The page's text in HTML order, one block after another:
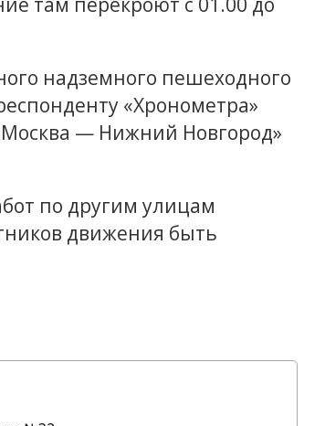
надземного пешеходного
«Хронометра»
— Нижний Новгород»
по другим улицам
движения быть